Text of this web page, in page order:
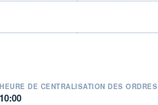
HEURE DE CENTRALISATION DES ORDRES
10:00